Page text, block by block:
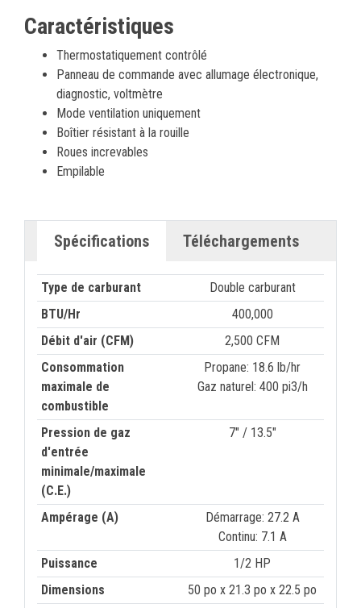
Caractéristiques
Thermostatiquement contrôlé
Panneau de commande avec allumage électronique,
diagnostic, voltmètre
Mode ventilation uniquement
Boîtier résistant à la rouille
Roues increvables
Empilable
Spécifications Téléchargements
Type de carburant
Double carburant
BTU/Hr
400,000
Débit d'air (CFM)
2,500 CFM
Consommation
maximale de
combustible
Propane: 18.6 lb/hr
Gaz naturel: 400 pi3/h
Pression de gaz
d'entrée
minimale/maximale
(C.E.)
7" / 13.5"
Ampérage (A)
Démarrage: 27.2 A
Continu: 7.1 A
Puissance
1/2 HP
Dimensions
50 po x 21.3 po x 22.5 po